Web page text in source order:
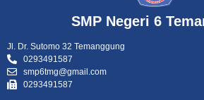
SMP Negeri 6
Jl. Dr. Sutomo 32 Temanggung
0293491587
smp6tmg@gmail.com
0293491587